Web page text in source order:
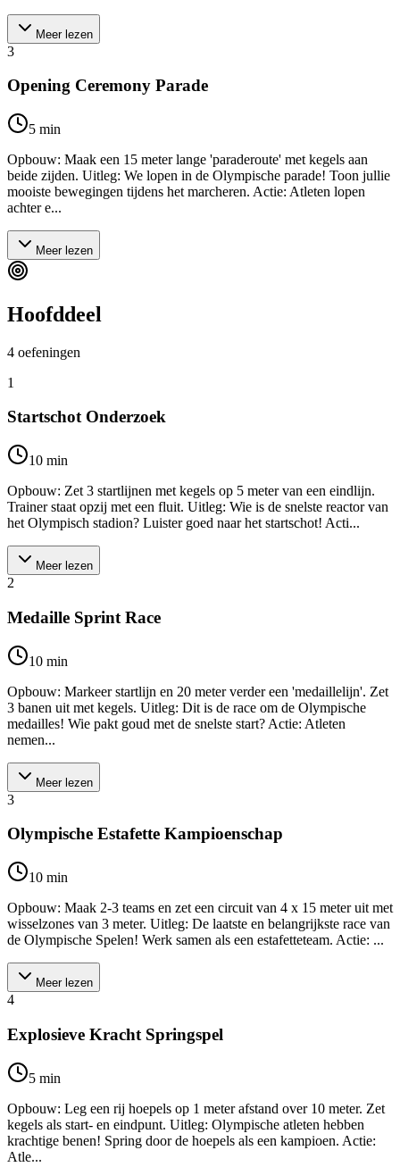
Meer lezen
3
Opening Ceremony Parade
5 min
Opbouw: Maak een 15 meter lange 'paraderoute' met kegels aan
beide zijden. Uitleg: We lopen in de Olympische parade! Toon jullie
mooiste bewegingen tijdens het marcheren. Actie: Atleten lopen
achter e...
Meer lezen
Hoofddeel
4 oefeningen
1
Startschot Onderzoek
10 min
Opbouw: Zet 3 startlijnen met kegels op 5 meter van een eindlijn.
Trainer staat opzij met een fluit. Uitleg: Wie is de snelste reactor van
het Olympisch stadion? Luister goed naar het startschot! Acti...
Meer lezen
2
Medaille Sprint Race
10 min
Opbouw: Markeer startlijn en 20 meter verder een 'medaillelijn'. Zet
3 banen uit met kegels. Uitleg: Dit is de race om de Olympische
medailles! Wie pakt goud met de snelste start? Actie: Atleten
nemen...
Meer lezen
3
Olympische Estafette Kampioenschap
10 min
Opbouw: Maak 2-3 teams en zet een circuit van 4 x 15 meter uit met
wisselzones van 3 meter. Uitleg: De laatste en belangrijkste race van
de Olympische Spelen! Werk samen als een estafetteteam. Actie: ...
Meer lezen
4
Explosieve Kracht Springspel
5 min
Opbouw: Leg een rij hoepels op 1 meter afstand over 10 meter. Zet
kegels als start- en eindpunt. Uitleg: Olympische atleten hebben
krachtige benen! Spring door de hoepels als een kampioen. Actie:
Atle...